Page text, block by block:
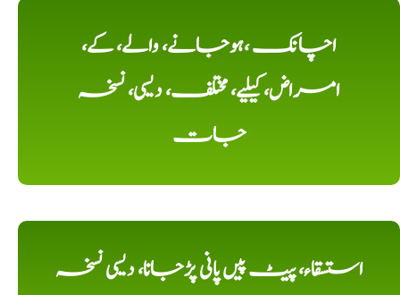
اچانک ،ہوجانے، والے، کے،
امراض، کیلیے، مختلف، دیسی، نسخہ
جات
استسقاء، پیٹ پیں پانی پڑجانا، دیسی نسخہ